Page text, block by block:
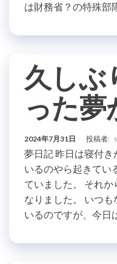
は財務省？の特殊部
久しぶ
った夢
2024年7月31日 投稿者:
夢日記 昨日は寝付
いるのやら起きてい
ていました。 それか
なりました。 いつ
いるのですが、今日